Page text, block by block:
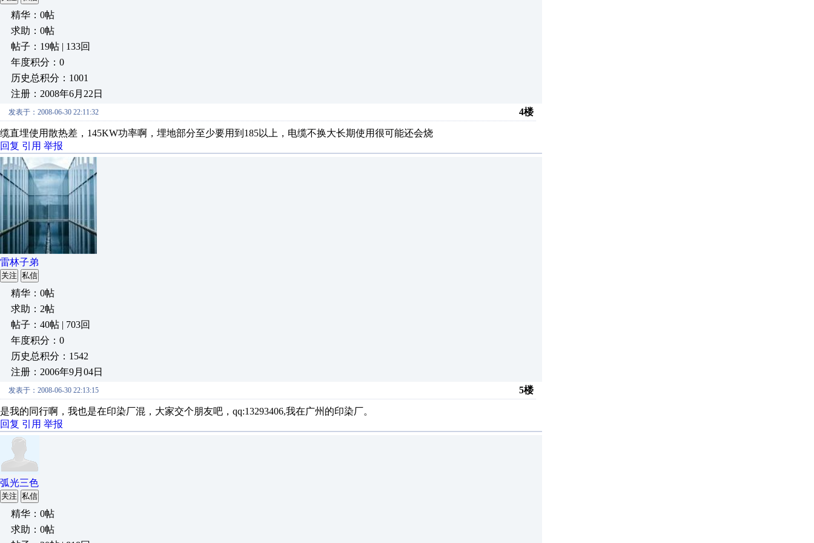
精华：0帖
求助：0帖
帖子：19帖 | 133回
年度积分：0
历史总积分：1001
注册：2008年6月22日
发表于：2008-06-30 22:11:32 4楼
缆直埋使用散热差，145KW功率啊，埋地部分至少要用到185以上，电缆不换大长期使用很可能还会烧
回复 引用 举报
雷林子弟
关注 私信
精华：0帖
求助：2帖
帖子：40帖 | 703回
年度积分：0
历史总积分：1542
注册：2006年9月04日
发表于：2008-06-30 22:13:15 5楼
是我的同行啊，我也是在印染厂混，大家交个朋友吧，qq:13293406,我在广州的印染厂。
回复 引用 举报
弧光三色
关注 私信
精华：0帖
求助：0帖